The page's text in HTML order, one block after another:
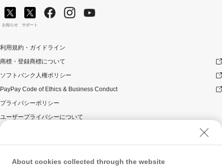
お知らせ サポート
利用規約・ガイドライン
商標・登録商標について
ソフトバンク人権ポリシー
PayPay Code of Ethics & Business Conduct
プライバシーポリシー
ユーザープライバシーについて
ウェブサイト利用規約
反社会的勢力に対する方針
About cookies collected through the website